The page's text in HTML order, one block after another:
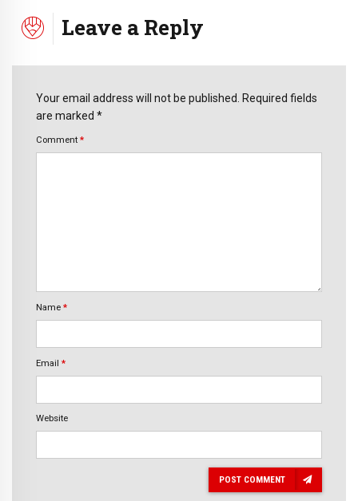
Leave a Reply
Your email address will not be published. Required fields
are marked *
Comment *
Name *
Email *
Website
POST COMMENT